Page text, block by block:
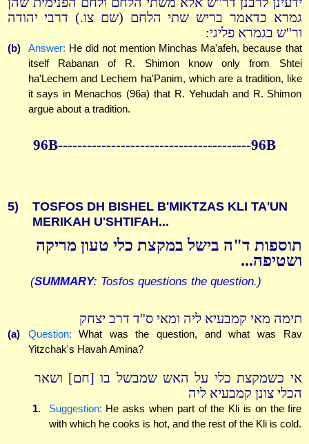
גמרא כדאמר בריש שתי הלחם (שם צו.) דרבי יהודה
ור''ש בגמרא פליגי:
(b) Answer: He did not mention Minchas Ma'afeh, because that
itself Rabanan of R. Shimon know only from Shtei
ha'Lechem and Lechem ha'Panim, which are a tradition, like
it says in Menachos (96a) that R. Yehudah and R. Shimon
argue about a tradition.
96B----------------------------------------96B
5)
TOSFOS DH BISHEL B'MIKTZAS KLI TA'UN
MERIKAH U'SHTIFAH...
תוספות ד"ה בישל במקצת כלי טעון מריקה
ושטיפה...
(SUMMARY: Tosfos questions the question.)
תימה מאי קמבעיא ליה ומאי ס''ד דרב יצחק
(a) Question: What was the question, and what was Rav
Yitzchak's Havah Amina?
אי כשמקצת כלי על האש שמבשל בו [חם] ושאר
הכלי צונן קמבעיא ליה
1. Suggestion: He asks when part of the Kli is on the fire
with which he cooks is hot, and the rest of the Kli is cold.